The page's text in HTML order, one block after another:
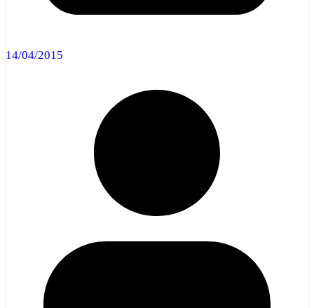
14/04/2015